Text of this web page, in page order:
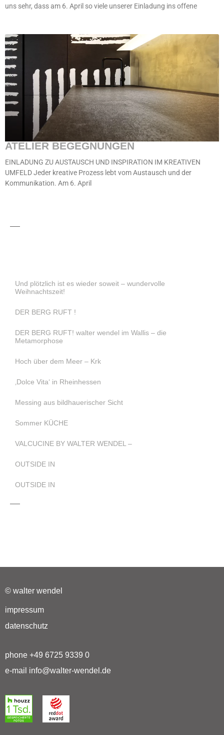
uns sehr, dass am 6. April so viele unserer Einladung ins offene
ATELIER BEGEGNUNGEN
EINLADUNG ZU AUSTAUSCH UND INSPIRATION IM KREATIVEN
UMFELD Jeder kreative Prozess lebt vom Austausch und der
Kommunikation. Am 6. April
Und plötzlich ist es wieder soweit – wundervolle
Weihnachtszeit!
DER BERG RUFT !
DER BERG RUFT! walter wendel im Wallis – die
Metamorphose
Hoch über dem Meer – Krk
‚Dolce Vita‘ in Rheinhessen
Messing aus bildhauerischer Sicht
Sommer KÜCHE
VALCUCINE BY WALTER WENDEL –
OUTSIDE IN
OUTSIDE IN
© walter wendel
impressum
datenschutz
phone +49 6725 9339 0
e-mail info@walter-wendel.de